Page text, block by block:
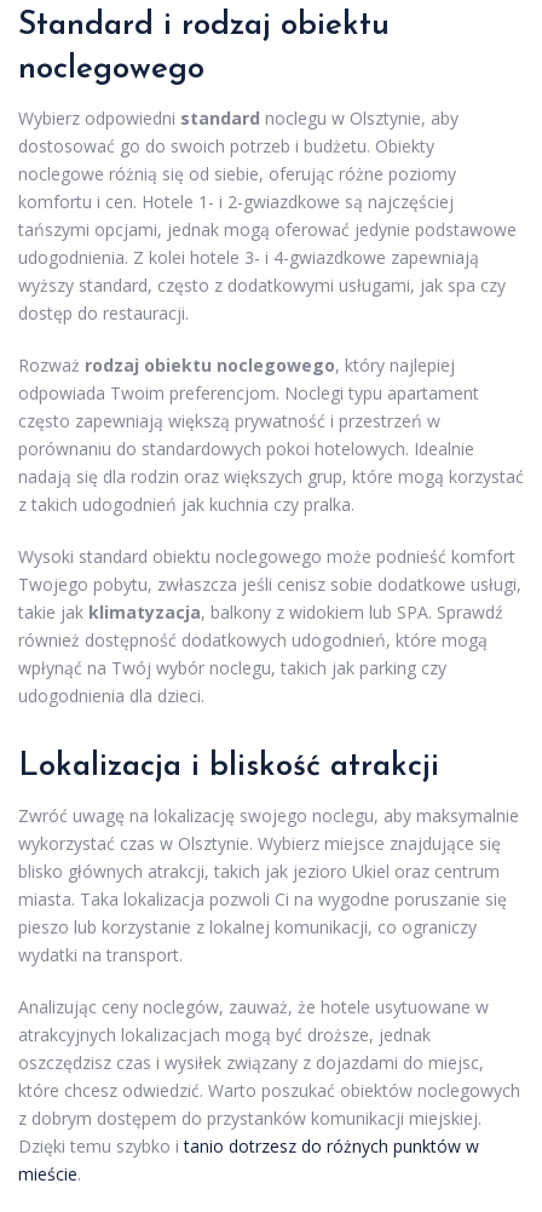
Standard i rodzaj obiektu
noclegowego
Wybierz odpowiedni standard noclegu w Olsztynie, aby
dostosować go do swoich potrzeb i budżetu. Obiekty
noclegowe różnią się od siebie, oferując różne poziomy
komfortu i cen. Hotele 1- i 2-gwiazdkowe są najczęściej
tańszymi opcjami, jednak mogą oferować jedynie podstawowe
udogodnienia. Z kolei hotele 3- i 4-gwiazdkowe zapewniają
wyższy standard, często z dodatkowymi usługami, jak spa czy
dostęp do restauracji.
Rozważ rodzaj obiektu noclegowego, który najlepiej
odpowiada Twoim preferencjom. Noclegi typu apartament
często zapewniają większą prywatność i przestrzeń w
porównaniu do standardowych pokoi hotelowych. Idealnie
nadają się dla rodzin oraz większych grup, które mogą korzystać
z takich udogodnień jak kuchnia czy pralka.
Wysoki standard obiektu noclegowego może podnieść komfort
Twojego pobytu, zwłaszcza jeśli cenisz sobie dodatkowe usługi,
takie jak klimatyzacja, balkony z widokiem lub SPA. Sprawdź
również dostępność dodatkowych udogodnień, które mogą
wpłynąć na Twój wybór noclegu, takich jak parking czy
udogodnienia dla dzieci.
Lokalizacja i bliskość atrakcji
Zwróć uwagę na lokalizację swojego noclegu, aby maksymalnie
wykorzystać czas w Olsztynie. Wybierz miejsce znajdujące się
blisko głównych atrakcji, takich jak jezioro Ukiel oraz centrum
miasta. Taka lokalizacja pozwoli Ci na wygodne poruszanie się
pieszo lub korzystanie z lokalnej komunikacji, co ograniczy
wydatki na transport.
Analizując ceny noclegów, zauważ, że hotele usytuowane w
atrakcyjnych lokalizacjach mogą być droższe, jednak
oszczędzisz czas i wysiłek związany z dojazdami do miejsc,
które chcesz odwiedzić. Warto poszukać obiektów noclegowych
z dobrym dostępem do przystanków komunikacji miejskiej.
Dzięki temu szybko itanio dotrzesz do różnych punktów w
mieście.